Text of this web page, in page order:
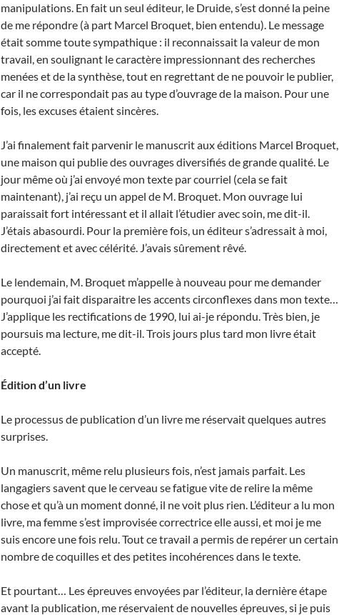
manipulations. En fait un seul éditeur, le Druide, s’est donné la peine
de me répondre (à part Marcel Broquet, bien entendu). Le message
était somme toute sympathique : il reconnaissait la valeur de mon
travail, en soulignant le caractère impressionnant des recherches
menées et de la synthèse, tout en regrettant de ne pouvoir le publier,
car il ne correspondait pas au type d’ouvrage de la maison. Pour une
fois, les excuses étaient sincères.
J’ai finalement fait parvenir le manuscrit aux éditions Marcel Broquet,
une maison qui publie des ouvrages diversifiés de grande qualité. Le
jour même où j’ai envoyé mon texte par courriel (cela se fait
maintenant), j’ai reçu un appel de M. Broquet. Mon ouvrage lui
paraissait fort intéressant et il allait l’étudier avec soin, me dit-il.
J’étais abasourdi. Pour la première fois, un éditeur s’adressait à moi,
directement et avec célérité. J’avais sûrement rêvé.
Le lendemain, M. Broquet m’appelle à nouveau pour me demander
pourquoi j’ai fait disparaitre les accents circonflexes dans mon texte…
J’applique les rectifications de 1990, lui ai-je répondu. Très bien, je
poursuis ma lecture, me dit-il. Trois jours plus tard mon livre était
accepté.
Édition d’un livre
Le processus de publication d’un livre me réservait quelques autres
surprises.
Un manuscrit, même relu plusieurs fois, n’est jamais parfait. Les
langagiers savent que le cerveau se fatigue vite de relire la même
chose et qu’à un moment donné, il ne voit plus rien. L’éditeur a lu mon
livre, ma femme s’est improvisée correctrice elle aussi, et moi je me
suis encore une fois relu. Tout ce travail a permis de repérer un certain
nombre de coquilles et des petites incohérences dans le texte.
Et pourtant… Les épreuves envoyées par l’éditeur, la dernière étape
avant la publication, me réservaient de nouvelles épreuves, si je puis